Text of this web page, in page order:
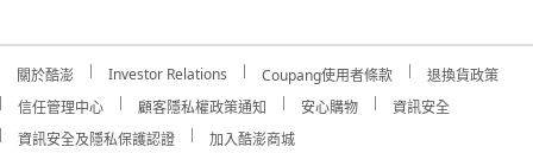
關於酷澎 Investor Relations Coupang使用者條款
退換貨政策
信任管理中心
顧客隱私權政策通知 安心購物
資訊安全
資訊安全及隱私保護認證
加入酷澎商城